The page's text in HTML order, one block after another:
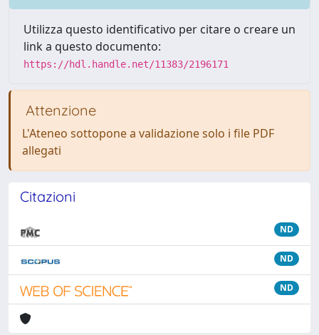
Utilizza questo identificativo per citare o creare un
link a questo documento:
https://hdl.handle.net/11383/2196171
Attenzione
L'Ateneo sottopone a validazione solo i file PDF
allegati
Citazioni
ND
ND
ND